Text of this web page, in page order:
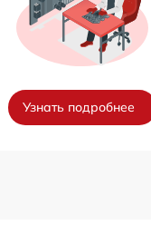
Узнать подробнее